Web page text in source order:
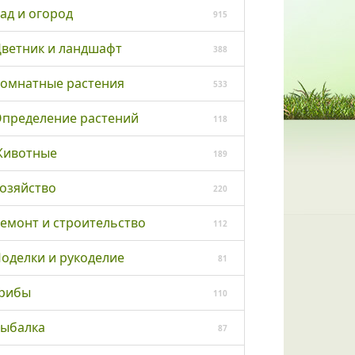
и огород 915
и ландшафт 388
растения 533
растений 118
189
220
и строительство 112
и рукоделие 81
110
87